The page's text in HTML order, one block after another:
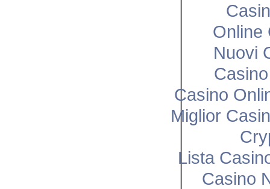
Online
Nuovi
Casino
Miglior
Lista
Casino